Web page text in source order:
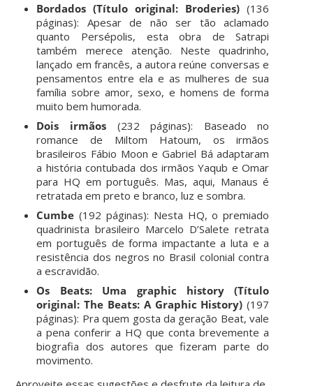
Bordados (Título original: Broderies) (136
páginas): Apesar de não ser tão aclamado
quanto Persépolis, esta obra de Satrapi
também merece atenção. Neste quadrinho,
lançado em francês, a autora reúne conversas e
pensamentos entre ela e as mulheres de sua
família sobre amor, sexo, e homens de forma
muito bem humorada.
Dois irmãos (232 páginas): Baseado no
romance de Miltom Hatoum, os irmãos
brasileiros Fábio Moon e Gabriel Bá adaptaram
a história contubada dos irmãos Yaqub e Omar
para HQ em português. Mas, aqui, Manaus é
retratada em preto e branco, luz e sombra.
Cumbe (192 páginas): Nesta HQ, o premiado
quadrinista brasileiro Marcelo D’Salete retrata
em português de forma impactante a luta e a
resistência dos negros no Brasil colonial contra
a escravidão.
Os Beats: Uma graphic history (Título
original: The Beats: A Graphic History) (197
páginas): Pra quem gosta da geração Beat, vale
a pena conferir a HQ que conta brevemente a
biografia dos autores que fizeram parte do
movimento.